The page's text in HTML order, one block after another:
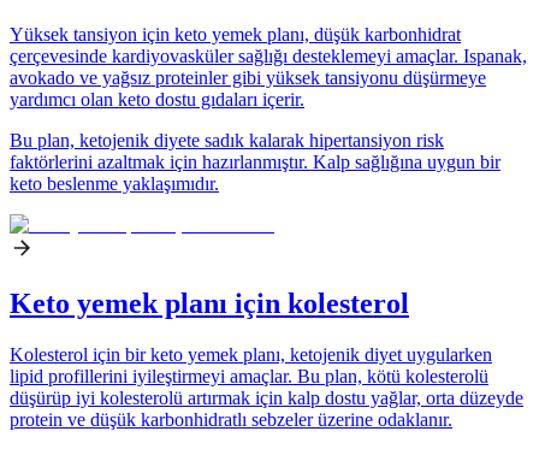
Yüksek tansiyon için keto yemek planı, düşük karbonhidrat
çerçevesinde kardiyovasküler sağlığı desteklemeyi amaçlar. Ispanak,
avokado ve yağsız proteinler gibi yüksek tansiyonu düşürmeye
yardımcı olan keto dostu gıdaları içerir.
Bu plan, ketojenik diyete sadık kalarak hipertansiyon risk
faktörlerini azaltmak için hazırlanmıştır. Kalp sağlığına uygun bir
keto beslenme yaklaşımıdır.
Keto yemek planı için kolesterol
Kolesterol için bir keto yemek planı, ketojenik diyet uygularken
lipid profillerini iyileştirmeyi amaçlar. Bu plan, kötü kolesterolü
düşürüp iyi kolesterolü artırmak için kalp dostu yağlar, orta düzeyde
protein ve düşük karbonhidratlı sebzeler üzerine odaklanır.